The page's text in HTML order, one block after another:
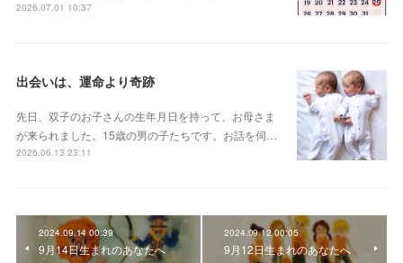
2026.07.01 10:37
出会いは、運命より奇跡
先日、双子のお子さんの生年月日を持って、お母さま
が来られました。15歳の男の子たちです。お話を伺…
2026.06.13 23:11
2024.09.14 00:39
9月14日生まれのあなたへ
2024.09.12 00:05
9月12日生まれのあなたへ